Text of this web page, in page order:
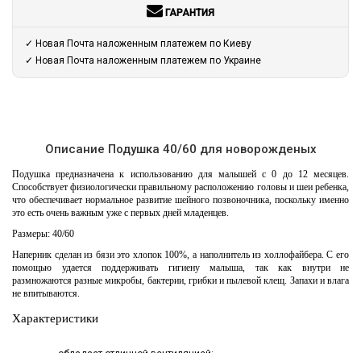
ГАРАНТИЯ
✓ Новая Почта наложенным платежем по Киеву
✓ Новая Почта наложенным платежем по Украине
Описание Подушка 40/60 для новорожденых
Подушка предназначена к использованию для малышей с 0 до 12 месяцев.
Способствует физиологически правильному расположению головы и шеи ребенка,
что обеспечивает нормальное развитие шейного позвоночника, поскольку именно
это есть очень важным уже с первых дней младенцев.
Размеры: 40/60
Наперник сделан из бязи это хлопок 100%, а наполнитель из холлофайбера. С его
помощью удается поддерживать гигиену малыша, так как внутри не
размножаются разные микробы, бактерии, грибки и пылевой клещ. Запахи и влага
не впитываются.
Характеристики